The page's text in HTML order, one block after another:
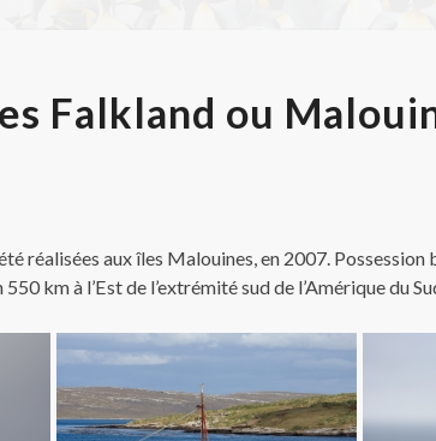
Falkland ou
réalisées aux îles Malouines, en 2007.
km à l’Est de l’extrémité sud de l’Amérique du